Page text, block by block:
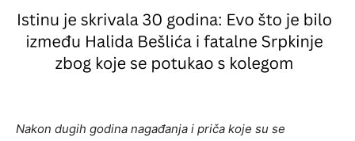
Nakon dugih godina nagađanja i priča koje su se